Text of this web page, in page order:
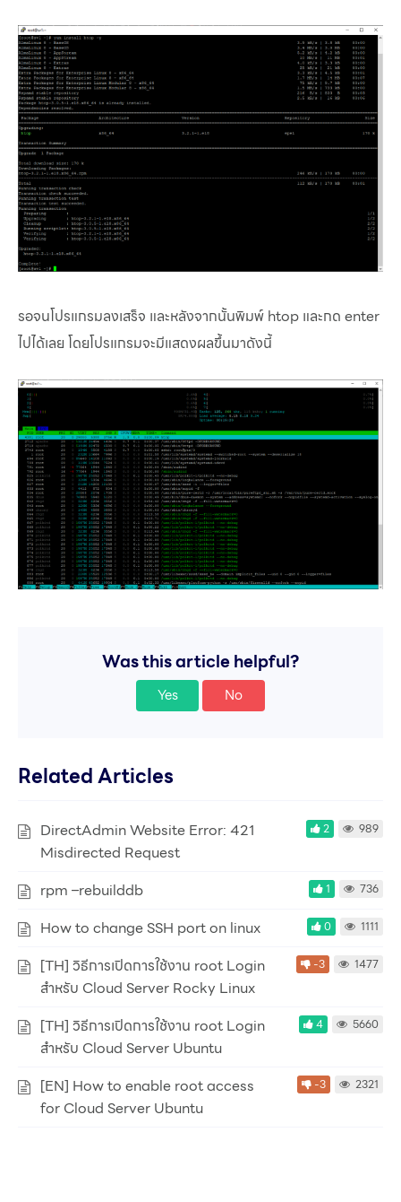
รอจนโปรแกรมลงเสร็จ และหลังจากนั้นพิมพ์ htop และกด enter
ไปได้เลย โดยโปรแกรมจะมีแสดงผลขึ้นมาดังนี้
Was this article helpful?
Yes No
Related Articles
DirectAdmin Website Error: 421
Misdirected Request
2 989
rpm –rebuilddb 1 736
How to change SSH port on linux 0 1111
[TH] วิธีการเปิดการใช้งาน root Login
สำหรับ Cloud Server Rocky Linux
-3 1477
[TH] วิธีการเปิดการใช้งาน root Login
สำหรับ Cloud Server Ubuntu
4 5660
[EN] How to enable root access
for Cloud Server Ubuntu
-3 2321